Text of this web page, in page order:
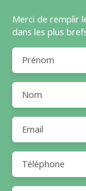
Merci de remplir
dans les plus
Prénom
Nom
Email
Téléphone